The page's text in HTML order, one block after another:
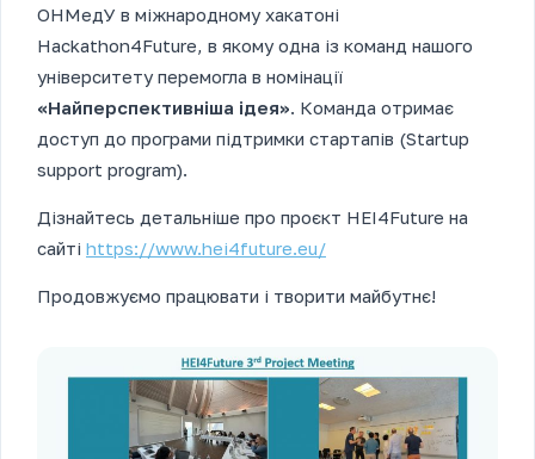
ОНМедУ в міжнародному хакатоні
Hackathon4Future, в якому одна із команд нашого
університету перемогла в номінації
«Найперспективніша ідея». Команда отримає
доступ до програми підтримки стартапів (Startup
support program).
Дізнайтесь детальніше про проєкт HEI4Future на
сайті https://www.hei4future.eu/
Продовжуємо працювати і творити майбутнє!